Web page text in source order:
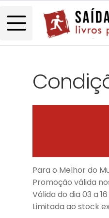
Para o Melhor do
Promoção válida
Válida do dia 03 a
Limitada ao stock